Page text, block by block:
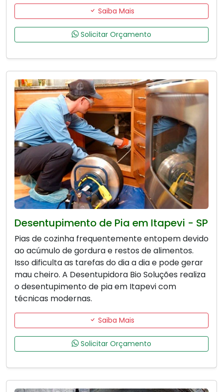
Saiba Mais
Solicitar Orçamento
Desentupimento de Pia em Itapevi - SP
Pias de cozinha frequentemente entopem devido
ao acúmulo de gordura e restos de alimentos.
Isso dificulta as tarefas do dia a dia e pode gerar
mau cheiro. A Desentupidora Bio Soluções realiza
o desentupimento de pia em Itapevi com
técnicas modernas.
Saiba Mais
Solicitar Orçamento